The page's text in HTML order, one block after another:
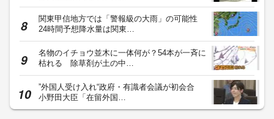
関東甲信地方では「警報級の大雨」の可能性
24時間予想降水量は関東…
名物のイチョウ並木に一体何が？54本が一斉に
枯れる 除草剤が土の中…
”外国人受け入れ“政府・有識者会議が初会合
小野田大臣「在留外国…